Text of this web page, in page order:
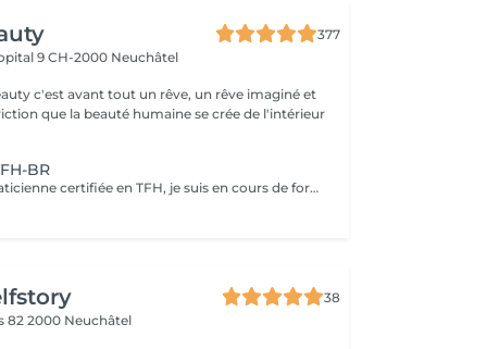
377
9CH-2000 Neuchâtel
c'est avant tout un rêve, un rêve imaginé et
que la beauté humaine se crée de l'intérieur
BR
Rachel Geiger Praticienne certifiée en TFH, je suis en cours de formation en KineBR. Je propose une équilibration énergétique selon les besoins que me communique votre subconscient. durée de séance d'environ 2H. J'utilise un muscle indicateur afin de recevoir tous les messages du corps et d'atteindre l'objectif de la séance. Vous pourrez ainsi parvenir à vos buts en libérant les blocages énergétiques qui vous en empêchaient jusqu'alors. Le « Touch for Health - TFH », en français « Santé par le Toucher », est l'approche de base pour se familiariser avec le test musculaire utilisé pour interroger le corps. Durant la séance, le thérapeute utilise le muscle indicateur du bras en y effectuant de légères pressions. Ce test ne tient pas compte de la force mais du tonus musculaire. Ainsi, pendant la séance, le praticien reçoit tous les messages du corps lui permettant d'atteindre l'objectif fixé à ce moment-là. La Kine BR® favorise l'autoguérison par l'équilibration de l'énergie du corps. Cette approche, par l'intermédiaire du test musculaire, a pour but d'observer un problème et de mettre en lumière le stress qui l'a provoqué. Quand il y a des stress, des « barrages » s'établissent, empêchant ainsi l'énergie de circuler. Ces obstacles perturbent le fonctionnement des organes, ce qui mène à un état maladif. Par l'intermédiaire de techniques appropriées, le flux énergétique peut se rétablir. Progressivement, un bien-être général s'installe chez la personne. « Brain Reinstatement®
38
822000 Neuchâtel